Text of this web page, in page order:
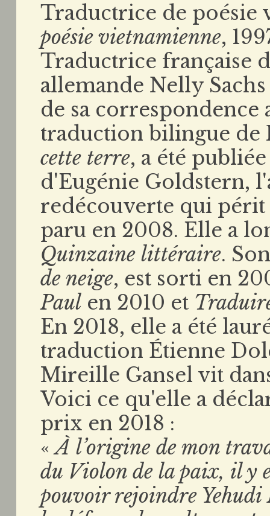
Traductrice de poésie
poésie vietnamienne,
Traductrice française
allemande Nelly
de sa correspondence
traduction bilingue de
cette terre, a été
d'Eugénie Goldstern,
redécouverte qui périt
paru en 2008. Elle a
Quinzaine littéraire.
de neige, est sorti en
Paul en 2010 et
En 2018, elle a été
traduction Étienne
Mireille Gansel vit
Voici ce qu'elle a
prix en 2018 :
«À l’origine de mon
du Violon de la paix, il y
pouvoir rejoindre